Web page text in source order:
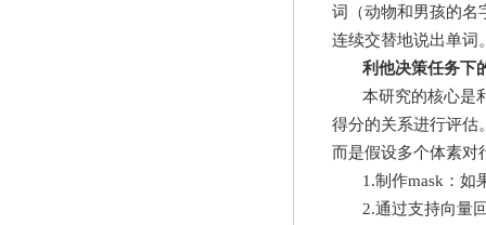
词（动物和男孩的名
连续交替地说出单词
利他决策任务下
本研究的核心是
得分的关系进行评估
而是假设多个体素对
1.制作mask ：如
2.通过支持向量